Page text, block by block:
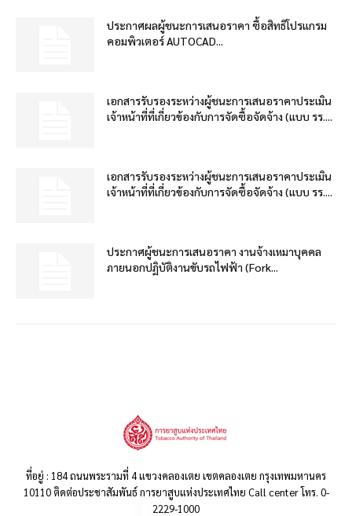
ประกาศผลผู้ชนะการเสนอราคา ซื้อสิทธิโปรแกรม
คอมพิวเตอร์ AUTOCAD...
เอกสารรับรองระหว่างผู้ชนะการเสนอราคาประเมิน
เจ้าหน้าที่ที่เกี่ยวข้องกับการจัดซื้อจัดจ้าง (แบบ รร....
เอกสารรับรองระหว่างผู้ชนะการเสนอราคาประเมิน
เจ้าหน้าที่ที่เกี่ยวข้องกับการจัดซื้อจัดจ้าง (แบบ รร....
ประกาศผู้ชนะการเสนอราคา งานจ้างเหมาบุคคล
ภายนอกปฏิบัติงานขับรถไฟฟ้า (Fork...
ที่อยู่ : 184 ถนนพระรามที่ 4 แขวงคลองเตย เขตคลองเตย กรุงเทพมหานคร
10110 ติดต่อประชาสัมพันธ์ การยาสูบแห่งประเทศไทย Call center โทร. 0-
2229-1000